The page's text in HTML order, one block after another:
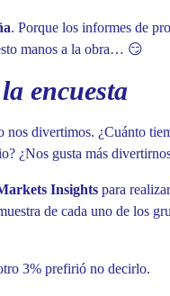
. Porque los informes de
manos a la obra… 😏
encuesta
divertimos. ¿Cuánto
¿Nos gusta más
Insights para
de cada uno de los
3% prefirió no decirlo.